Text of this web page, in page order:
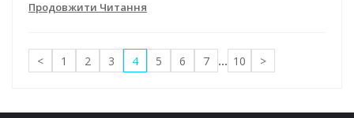
Продовжити Читання
< 1 2 3 4 5 6 7 ... 10 >